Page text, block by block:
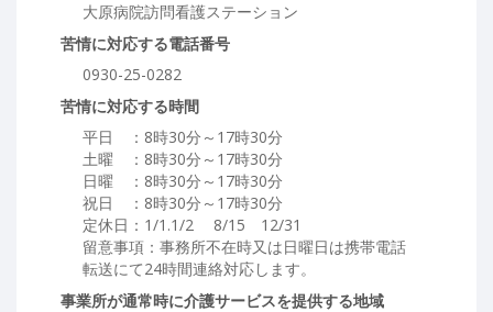
大原病院訪問看護ステーション
苦情に対応する電話番号
0930-25-0282
苦情に対応する時間
平日 ：8時30分～17時30分
土曜 ：8時30分～17時30分
日曜 ：8時30分～17時30分
祝日 ：8時30分～17時30分
定休日：1/1.1/2 8/15 12/31
留意事項：事務所不在時又は日曜日は携帯電話
転送にて24時間連絡対応します。
事業所が通常時に介護サービスを提供する地域